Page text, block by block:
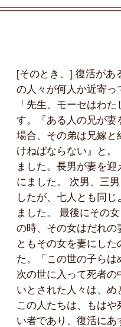
[そのとき、] 復活があ
の人々が何人か近寄っ
「先生、モーセはわ
す。『ある人の兄が
場合、その弟は兄嫁と
けねばならない』と
ました。長男が妻を
にました。 次男、三
したが、七人とも同
ました。 最後にその
の時、その女はだれの
ともその女を妻にし
た。「この世の子らは
次の世に入って死者の
いとされた人々は、め
この人たちは、もは
い者であり、復活に